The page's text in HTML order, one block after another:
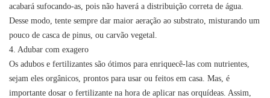
acabará sufocando-as, pois não haverá a distribuição correta de água.
Desse modo, tente sempre dar maior aeração ao substrato, misturando um
pouco de casca de pinus, ou carvão vegetal.
4. Adubar com exagero
Os adubos e fertilizantes são ótimos para enriquecê-las com nutrientes,
sejam eles orgânicos, prontos para usar ou feitos em casa. Mas, é
importante dosar o fertilizante na hora de aplicar nas orquídeas. Assim,